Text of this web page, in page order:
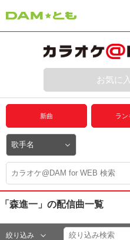
動画からさがす
ロ
プレミアムサービス
DAM★とも動画
DAM★とも録音
カラオケ＠DAM
ユーザー検索
お気に
新曲 ラン
「森進一」 の配信曲一覧
絞り込み